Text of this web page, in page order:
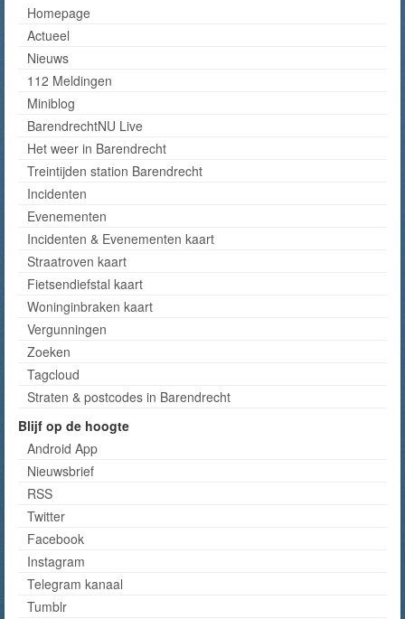
Homepage
Actueel
Nieuws
112 Meldingen
Miniblog
BarendrechtNU Live
Het weer in Barendrecht
Treintijden station Barendrecht
Incidenten
Evenementen
Incidenten & Evenementen kaart
Straatroven kaart
Fietsendiefstal kaart
Woninginbraken kaart
Vergunningen
Zoeken
Tagcloud
Straten & postcodes in Barendrecht
Blijf op de hoogte
Android App
Nieuwsbrief
RSS
Twitter
Facebook
Instagram
Telegram kanaal
Tumblr